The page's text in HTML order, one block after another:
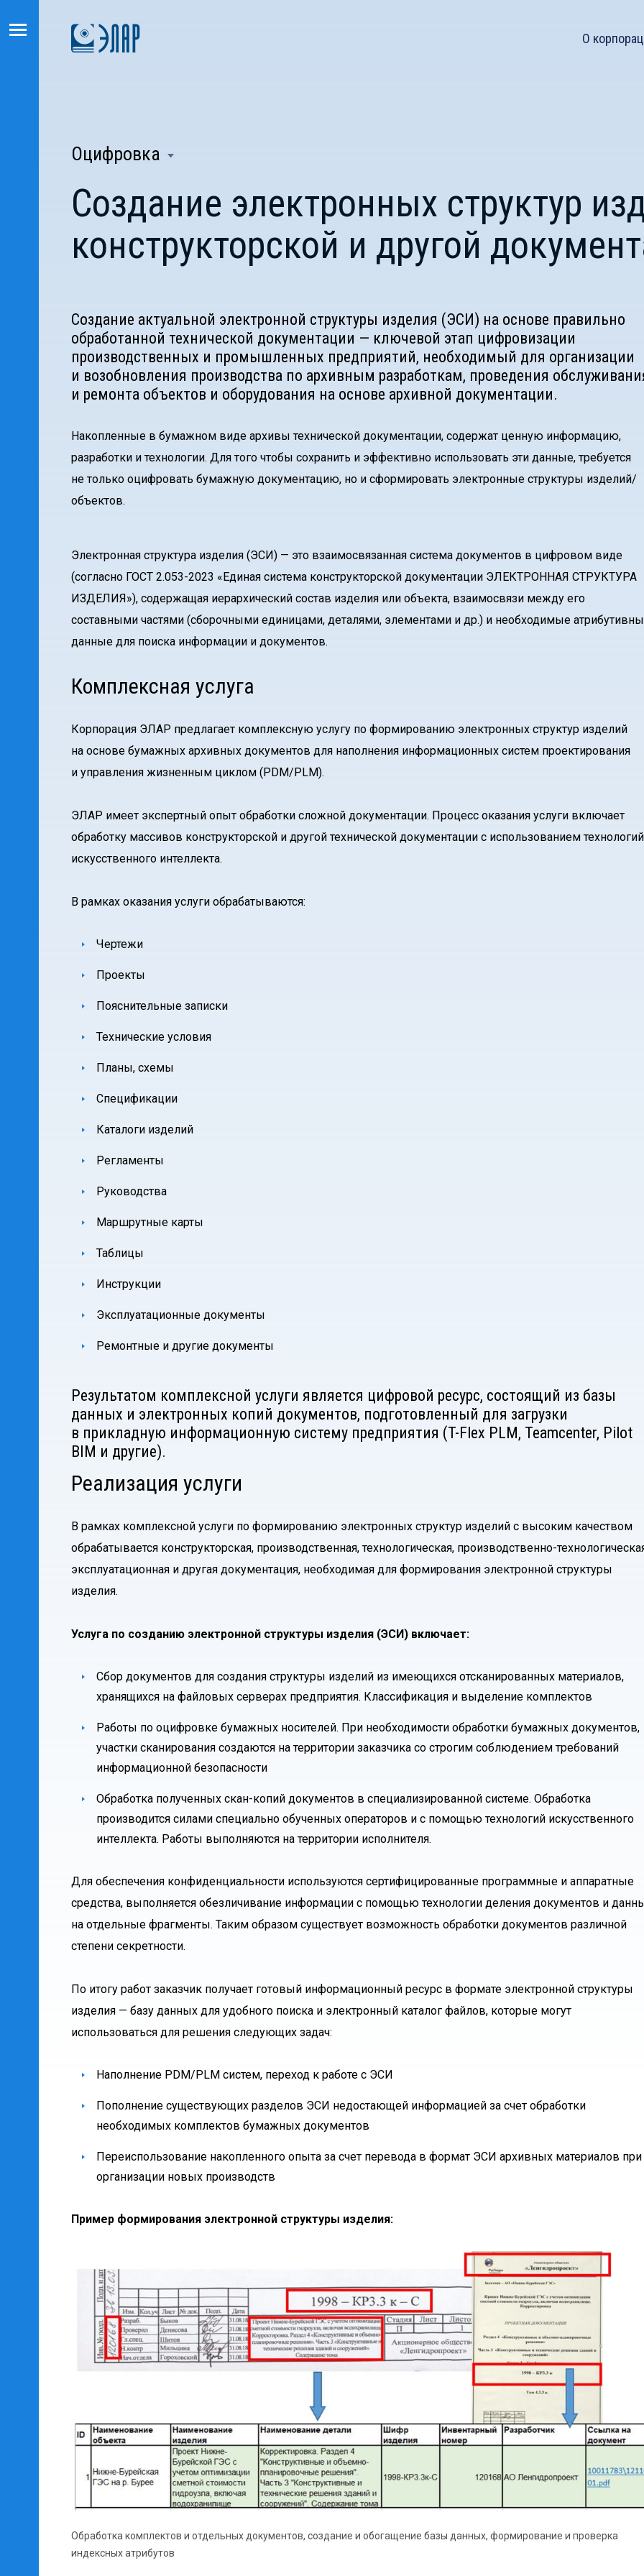
О
Оцифровка
Создание электронных структур
конструкторской и другой
Создание актуальной электронной структуры изделия (ЭСИ) на основе правильно
обработанной технической документации — ключевой этап цифровизации
производственных и промышленных предприятий, необходимый для организации
и возобновления производства по архивным разработкам, проведения
и ремонта объектов и оборудования на основе архивной документации.
Накопленные в бумажном виде архивы технической документации, содержат ценную информацию,
разработки и технологии. Для того чтобы сохранить и эффективно использовать эти данные, требуется
не только оцифровать бумажную документацию, но и сформировать электронные структуры изделий/
объектов.
Электронная структура изделия (ЭСИ) — это взаимосвязанная система документов в цифровом виде
(согласно ГОСТ 2.053-2023 «Единая система конструкторской документации ЭЛЕКТРОННАЯ СТРУКТУРА
ИЗДЕЛИЯ»), содержащая иерархический состав изделия или объекта, взаимосвязи между его
составными частями (сборочными единицами, деталями, элементами и др.) и необходимые
данные для поиска информации и документов.
Комплексная услуга
Корпорация ЭЛАР предлагает комплексную услугу по формированию электронных структур изделий
на основе бумажных архивных документов для наполнения информационных систем проектирования
и управления жизненным циклом (PDM/PLM).
ЭЛАР имеет экспертный опыт обработки сложной документации. Процесс оказания услуги включает
обработку массивов конструкторской и другой технической документации с использованием технологий
искусственного интеллекта.
В рамках оказания услуги обрабатываются:
Чертежи
Проекты
Пояснительные записки
Технические условия
Планы, схемы
Спецификации
Каталоги изделий
Регламенты
Руководства
Маршрутные карты
Таблицы
Инструкции
Эксплуатационные документы
Ремонтные и другие документы
Результатом комплексной услуги является цифровой ресурс, состоящий из базы
данных и электронных копий документов, подготовленный для загрузки
в прикладную информационную систему предприятия (T-Flex PLM, Teamcenter, Pilot
BIM и другие).
Реализация услуги
В рамках комплексной услуги по формированию электронных структур изделий с высоким качеством
обрабатывается конструкторская, производственная, технологическая, производственно-
эксплуатационная и другая документация, необходимая для формирования электронной структуры
изделия.
Услуга по созданию электронной структуры изделия (ЭСИ) включает:
Сбор документов для создания структуры изделий из имеющихся отсканированных материалов,
хранящихся на файловых серверах предприятия. Классификация и выделение комплектов
Работы по оцифровке бумажных носителей. При необходимости обработки бумажных документов,
участки сканирования создаются на территории заказчика со строгим соблюдением требований
информационной безопасности
Обработка полученных скан-копий документов в специализированной системе. Обработка
производится силами специально обученных операторов и с помощью технологий искусственного
интеллекта. Работы выполняются на территории исполнителя.
Для обеспечения конфиденциальности используются сертифицированные программные и аппаратные
средства, выполняется обезличивание информации с помощью технологии деления документов и
на отдельные фрагменты. Таким образом существует возможность обработки документов различной
степени секретности.
По итогу работ заказчик получает готовый информационный ресурс в формате электронной структуры
изделия — базу данных для удобного поиска и электронный каталог файлов, которые могут
использоваться для решения следующих задач:
Наполнение PDM/PLM систем, переход к работе с ЭСИ
Пополнение существующих разделов ЭСИ недостающей информацией за счет обработки
необходимых комплектов бумажных документов
Переиспользование накопленного опыта за счет перевода в формат ЭСИ архивных материалов при
организации новых производств
Пример формирования электронной структуры изделия:
Обработка комплектов и отдельных документов, создание и обогащение базы данных, формирование и проверка
индексных атрибутов